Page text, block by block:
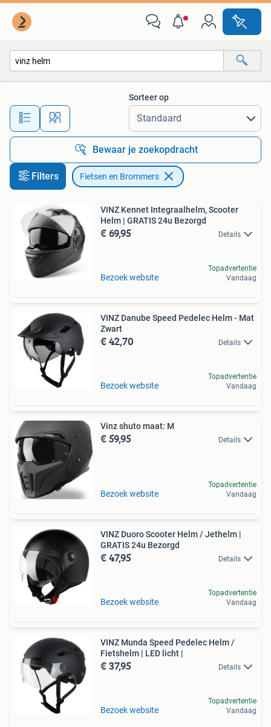
Alle afstanden…
Sorteer op
Bewaar je zoekopdracht
Filters Fietsen en Brommers
VINZ Kennet Integraalhelm, Scooter
Helm | GRATIS 24u Bezorgd
€ 69,95 Details
Bezoek website
Topadvertentie
Vandaag
VINZ Danube Speed Pedelec Helm - Mat
Zwart
€ 42,70 Details
Bezoek website
Topadvertentie
Vandaag
Vinz shuto maat: M
€ 59,95 Details
Bezoek website
Topadvertentie
Vandaag
VINZ Duoro Scooter Helm / Jethelm |
GRATIS 24u Bezorgd
€ 47,95 Details
Bezoek website
Topadvertentie
Vandaag
VINZ Munda Speed Pedelec Helm /
Fietshelm | LED licht |
€ 37,95 Details
Bezoek website
Topadvertentie
Vandaag